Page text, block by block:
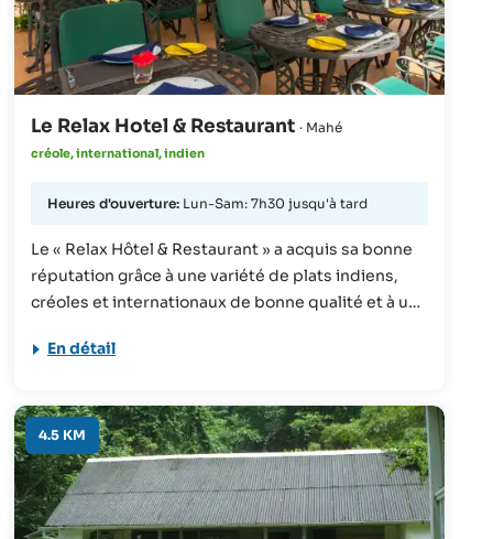
Le Relax Hotel & Restaurant · Mahé
créole, international, indien
Heures d'ouverture: Lun-Sam: 7h30 jusqu'à tard
Le « Relax Hôtel & Restaurant » a acquis sa bonne
réputation grâce à une variété de plats indiens,
créoles et internationaux de bonne qualité et à un
rendre lors de votre séjour aux Seychelles.
En détail
4.5 KM